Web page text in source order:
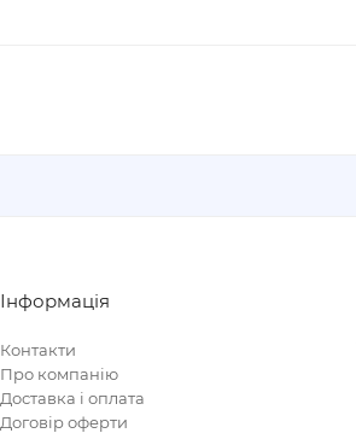
Інформація
Контакти
Про компанію
Доставка і оплата
Договір оферти